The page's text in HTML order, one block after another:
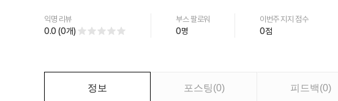
익명 리뷰
0.0(0개)
부스 팔로워
0명
이번주 지지 점수
0점
정보 포스팅(0) 피드백(0)